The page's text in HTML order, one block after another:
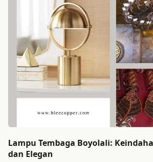
Lampu Tembaga Boyolali:
dan Elegan